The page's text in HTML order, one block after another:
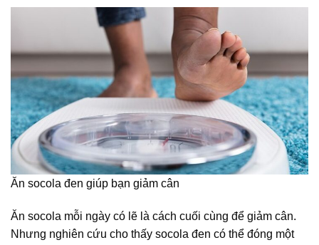
Ăn socola đen giúp bạn giảm cân
Ăn socola mỗi ngày có lẽ là cách cuối cùng để giảm cân.
Nhưng nghiên cứu cho thấy socola đen có thể đóng một